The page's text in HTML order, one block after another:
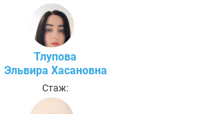
Тлупова
Эльвира Хасановна
Стаж: